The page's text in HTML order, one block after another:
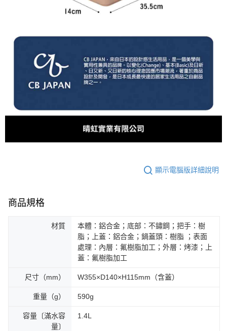
顯示電腦版詳細說明
商品規格
材質
本體：鋁合金；底部：不鏽鋼；把手：樹
脂；上蓋：鋁合金；鍋蓋頭：樹脂 ；表面
處理：內層：氟樹脂加工；外層：烤漆；上
蓋：氟樹脂加工
尺寸（mm） W355×D140×H115mm（含蓋）
重量（g） 590g
容量〔滿水容
量〕
1.4L